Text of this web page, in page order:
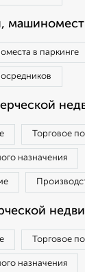
машиномест
в паркинге
Торговое
назначения
Торговое
назначения